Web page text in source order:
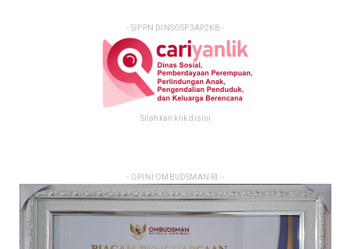
- SIPPN DINSOSP3AP2KB -
Silahkan klik disini
- OPINI OMBUDSMAN RI: -